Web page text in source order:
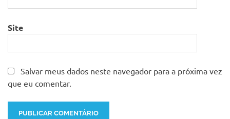
Site
Salvar meus dados neste navegador para a próxima vez
que eu comentar.